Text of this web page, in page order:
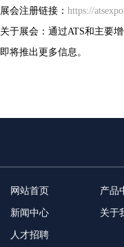
展会注册链接： https://
关于展会：通过ATS和主要
即将推出更多信息。
网站首页 产品
新闻中心 关于
人才招聘